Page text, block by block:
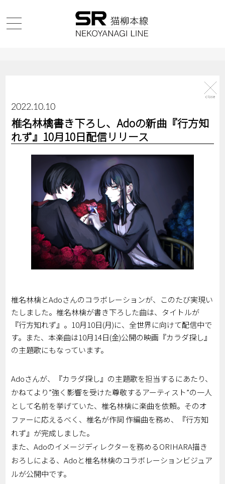
2022.10.10
椎名林檎書き下ろし、Adoの新曲『行方知
れず』10月10日配信リリース
椎名林檎とAdoさんのコラボレーションが、このたび実現い
たしました。椎名林檎が書き下ろした曲は、タイトルが
『行方知れず』。10月10日(月)に、全世界に向けて配信中で
す。また、本楽曲は10月14日(金)公開の映画『カラダ探し』
の主題歌にもなっています。
Adoさんが、『カラダ探し』の主題歌を担当するにあたり、
かねてより”強く影響を受けた尊敬するアーティスト”の一人
として名前を挙げていた、椎名林檎に楽曲を依頼。そのオ
ファーに応えるべく、椎名が作詞 作編曲を務め、『行方知
れず』が完成しました。
また、Adoのイメージディレクターを務めるORIHARA描き
おろしによる、Adoと椎名林檎のコラボレーションビジュア
ルが公開中です。